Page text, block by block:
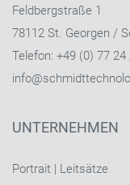
Feldbergstraße 1
78112 St. Georgen /
Telefon: +49 (0) 77
UNTERNEHMEN
Portrait | Leitsätze